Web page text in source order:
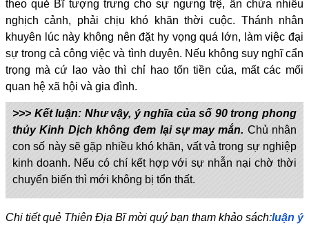
theo quẻ Bĩ tượng trưng cho sự ngưng trệ, ẩn chứa nhiều
nghịch cảnh, phải chịu khó khăn thời cuộc. Thánh nhân
khuyên lúc này không nên đặt hy vọng quá lớn, làm việc đại
sự trong cả công việc và tình duyên. Nếu không suy nghĩ cẩn
trọng mà cứ lao vào thì chỉ hao tốn tiền của, mất các mối
quan hệ xã hội và gia đình.
>>> Kết luận: Như vậy, ý nghĩa của số 90 trong phong
thủy Kinh Dịch không đem lại sự may mắn. Chủ nhân
con số này sẽ gặp nhiều khó khăn, vất vả trong sự nghiệp
kinh doanh. Nếu có chí kết hợp với sự nhẫn nại chờ thời
chuyển biến thì mới không bị tổn thất.
Chi tiết quẻ Thiên Địa Bĩ mời quý bạn tham khảo sách:luận ý